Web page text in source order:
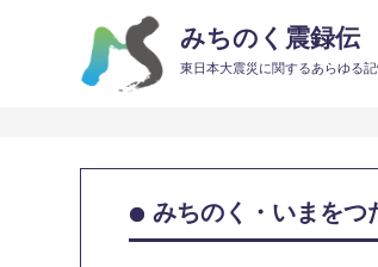
みちのく震録伝
東日本大震災に関するあらゆる
みちのく・いまをつ